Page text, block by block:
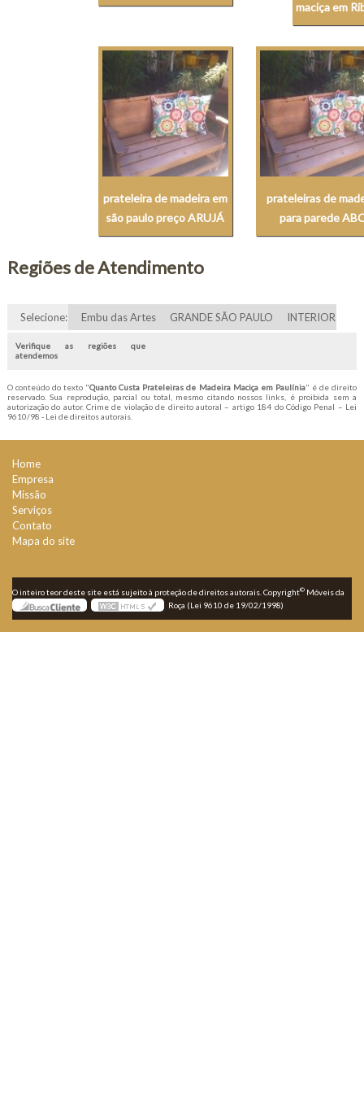
maciça em
prateleira de madeira em
são paulo preço ARUJÁ
prateleiras de
para parede
Regiões de Atendimento
Selecione: Embu das Artes GRANDE SÃO PAULO INTERIOR
Verifique as regiões que
atendemos
O conteúdo do texto "Quanto Custa Prateleiras de Madeira Maciça em Paulínia" é de direito
reservado. Sua reprodução, parcial ou total, mesmo citando nossos links, é proibida sem a
autorização do autor. Crime de violação de direito autoral – artigo 184 do Código Penal – Lei
9610/98 - Lei de direitos autorais.
Home
Empresa
Missão
Serviços
Contato
Mapa do site
O inteiro teor deste site está sujeito à proteção de direitos autorais. Copyright© Móveis da
Roça (Lei 9610 de 19/02/1998)